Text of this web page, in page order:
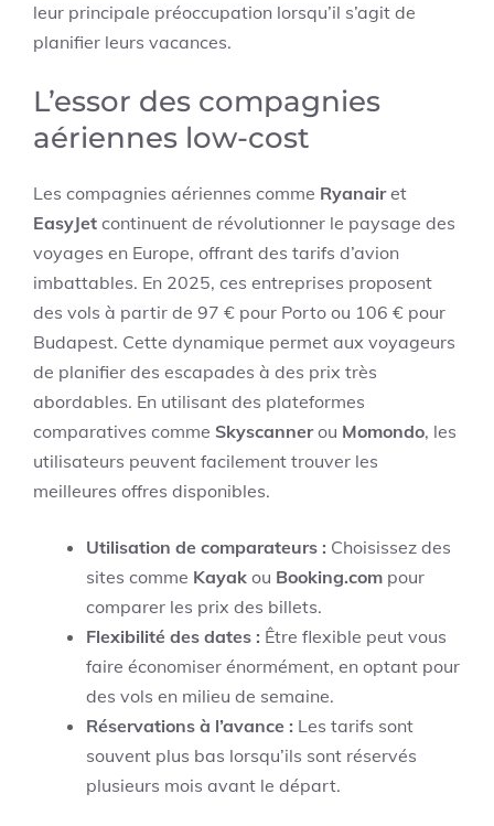
leur principale préoccupation lorsqu’il s’agit de
planifier leurs vacances.
L’essor des compagnies
aériennes low-cost
Les compagnies aériennes comme Ryanairet
EasyJet continuent de révolutionner le paysage des
voyages en Europe, offrant des tarifs d’avion
imbattables. En 2025, ces entreprises proposent
des vols à partir de 97 € pour Porto ou 106 € pour
Budapest. Cette dynamique permet aux voyageurs
de planifier des escapades à des prix très
abordables. En utilisant des plateformes
comparatives comme Skyscannerou Momondo, les
utilisateurs peuvent facilement trouver les
meilleures offres disponibles.
Utilisation de comparateurs : Choisissez des
sites comme Kayak ou Booking.com pour
comparer les prix des billets.
Flexibilité des dates : Être flexible peut vous
faire économiser énormément, en optant pour
des vols en milieu de semaine.
Réservations à l’avance : Les tarifs sont
souvent plus bas lorsqu’ils sont réservés
plusieurs mois avant le départ.